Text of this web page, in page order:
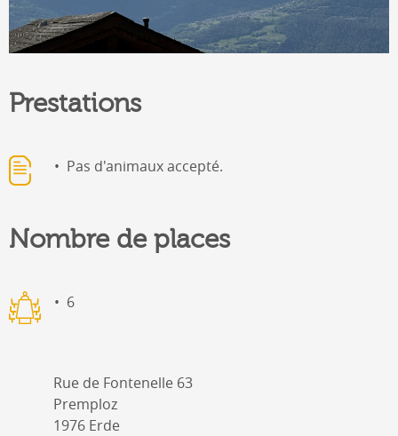
Prestations
Pas d'animaux accepté.
Nombre de places
6
Rue de Fontenelle 63
Premploz
1976 Erde